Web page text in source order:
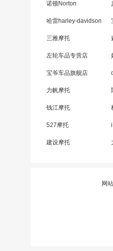
诺顿Norton
哈雷harley-davidson
三雅摩托
左轮车品专营店
宝爷车品旗舰店
力帆摩托
钱江摩托
527摩托
建设摩托
网